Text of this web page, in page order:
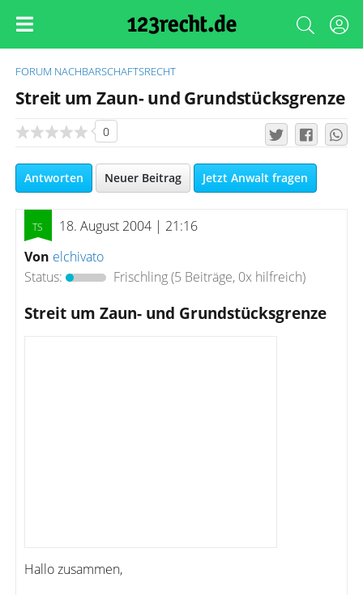
FORUM NACHBARSCHAFTSRECHT
Streit um Zaun- und Grundstücksgrenze
0
Antworten Neuer Beitrag Jetzt Anwalt fragen
18. August 2004 | 21:16
Von elchivato
Status:
Frischling(5 Beiträge, 0x hilfreich)
Streit um Zaun- und Grundstücksgrenze
Hallo zusammen,